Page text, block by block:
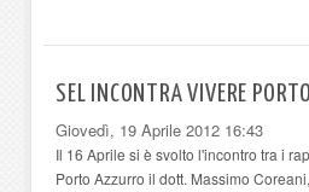
SEL INCONTRA VIVERE
Giovedì, 19 Aprile 2012 16:43
Il 16 Aprile si è svolto l'incontro tra i
Porto Azzurro il dott. Massimo